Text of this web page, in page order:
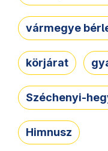
vármegye
körjárat
Széchenyi-
Himnusz